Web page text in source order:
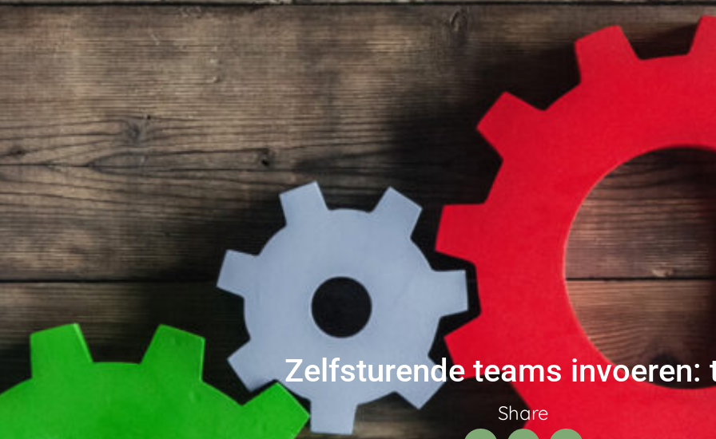
Zelfsturende teams invoeren:
Share